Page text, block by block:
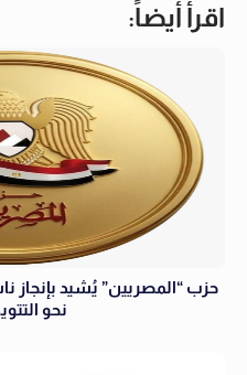
اقرأ أيضاً:
حزب “المصريين” يُشيد بإنجاز
نحو